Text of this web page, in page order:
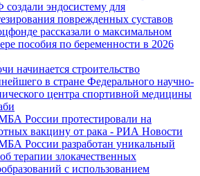
эндосистему для
поврежденных суставов
рассказали о максимальном
пособия по беременности в 2026
начинается строительство
в стране Федерального научно-
центра спортивной медицины
России протестировали на
вакцину от рака - РИА Новости
России разработан уникальный
терапии злокачественных
с использованием